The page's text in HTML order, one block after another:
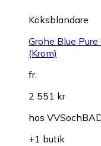
Köksblandare
Grohe Blue
(Krom)
fr.
2 551 kr
hos
+1 butik